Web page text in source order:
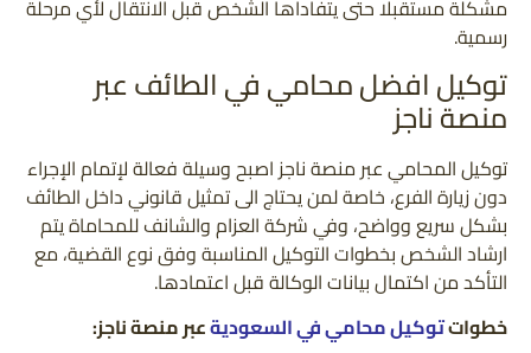
مشكلة مستقبلا حتى يتفاداها الشخص قبل الانتقال لأي مرحلة
رسمية.
توكيل افضل محامي في الطائف عبر
منصة ناجز
توكيل المحامي عبر منصة ناجز اصبح وسيلة فعالة لإتمام الإجراء
دون زيارة الفرع، خاصة لمن يحتاج الى تمثيل قانوني داخل الطائف
بشكل سريع وواضح، وفي شركة العزام والشانف للمحاماة يتم
ارشاد الشخص بخطوات التوكيل المناسبة وفق نوع القضية، مع
التأكد من اكتمال بيانات الوكالة قبل اعتمادها.
خطواتتوكيل محامي في السعوديةعبر منصة ناجز: